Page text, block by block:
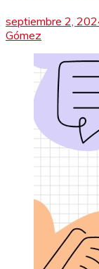
septiembre 2,
Gómez